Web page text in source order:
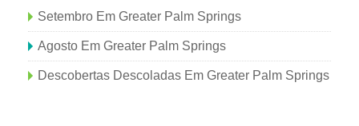
Setembro Em Greater Palm Springs
Agosto Em Greater Palm Springs
Descobertas Descoladas Em Greater Palm Springs